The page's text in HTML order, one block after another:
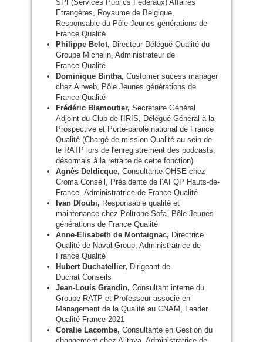
SPF(Services Publics Fédéraux) Affaires
Etrangères, Royaume de Belgique,
Responsable du Pôle Jeunes générations de
France Qualité
Philippe Belot, Directeur Délégué Qualité du
Groupe Michelin, Administrateur de
France Qualité
Dominique Bintha, Customer sucess manager
chez Airweb, Pôle Jeunes générations de
France Qualité
Frédéric Blamoutier, Secrétaire Général
Adjoint du Club de l'IRIS, Délégué Général à la
Prospective et Porte-parole national de France
Qualité (Chargé de mission Qualité au sein de
le RATP lors de l'enregistrement des podcasts,
désormais à la retraite de cette fonction)
Agnès Deldicque, Consultante QHSE chez
Croma Conseil, Présidente de l’AFQP Hauts-de-
France, Administratrice de France Qualité
Ivan Dfoubi, Responsable qualité et
maintenance chez Poltrone Sofa, Pôle Jeunes
générations de France Qualité
Anne-Elisabeth de Montaignac, Directrice
Qualité de Naval Group, Administratrice de
France Qualité
Hubert Duchatellier, Dirigeant de
Duchat Conseils
Jean-Louis Grandin, Consultant interne du
Groupe RATP et Professeur associé en
Management de la Qualité au CNAM , Leader
Qualité France 2021
Coralie Lacombe, Consultante en Gestion du